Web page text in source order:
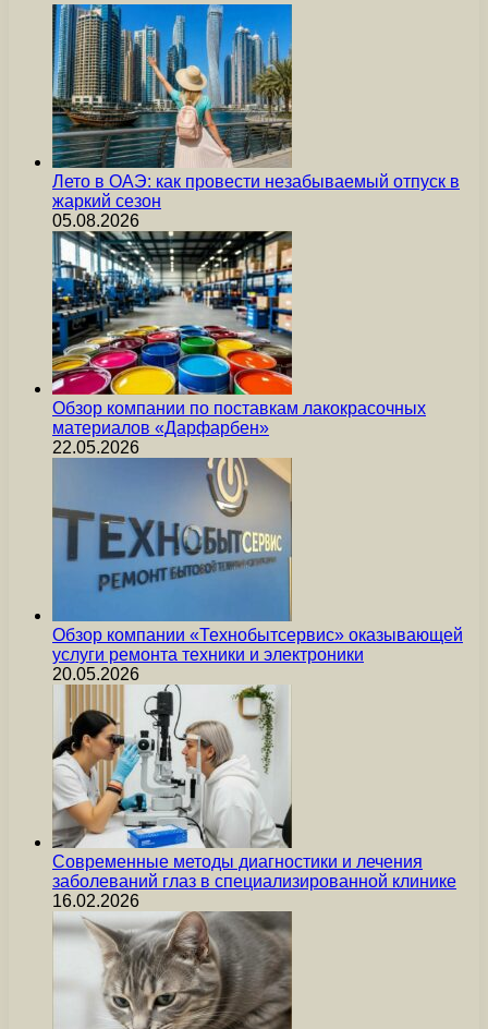
Лето в ОАЭ: как провести незабываемый отпуск в
жаркий сезон
05.08.2026
Обзор компании по поставкам лакокрасочных
материалов «Дарфарбен»
22.05.2026
Обзор компании «Технобытсервис» оказывающей
услуги ремонта техники и электроники
20.05.2026
Современные методы диагностики и лечения
заболеваний глаз в специализированной клинике
16.02.2026